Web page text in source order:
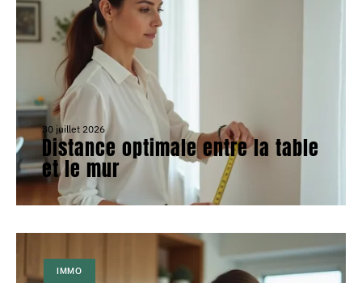
30 juillet 2026
Distance optimale entre la table
et le mur
IMMO